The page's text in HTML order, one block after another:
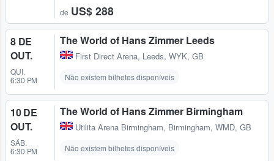
de US$ 288
8 DE
OUT.
QUI.
6:30 PM
The World of Hans Zimmer Leeds
First Direct Arena, Leeds, WYK, GB
Não existem bilhetes disponíveis
10 DE
OUT.
SÁB.
6:30 PM
The World of Hans Zimmer Birmingham
Utilita Arena Birmingham, Birmingham, WMD, GB
Não existem bilhetes disponíveis